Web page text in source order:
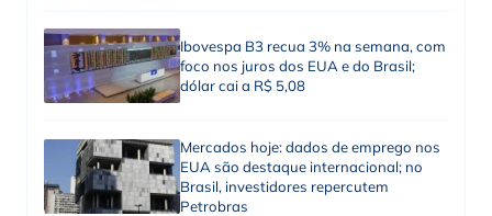
Ibovespa B3 recua 3% na semana, com
foco nos juros dos EUA e do Brasil;
dólar cai a R$ 5,08
Mercados hoje: dados de emprego nos
EUA são destaque internacional; no
Brasil, investidores repercutem
Petrobras